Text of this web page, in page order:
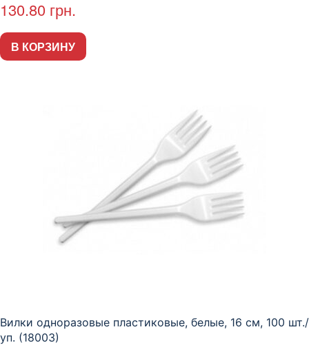
130.80 грн.
В КОРЗИНУ
Вилки одноразовые пластиковые, белые, 16 см, 100 шт./
уп. (18003)